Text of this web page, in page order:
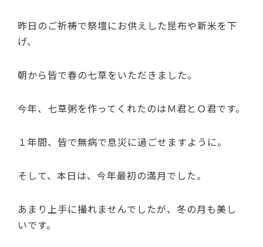
昨日のご祈祷で祭壇にお供えした昆布や新米を下
げ、
朝から皆で春の七草をいただきました。
今年、七草粥を作ってくれたのはＭ君とＯ君です。
１年間、皆で無病で息災に過ごせますように。
そして、本日は、今年最初の満月でした。
あまり上手に撮れませんでしたが、冬の月も美し
いです。